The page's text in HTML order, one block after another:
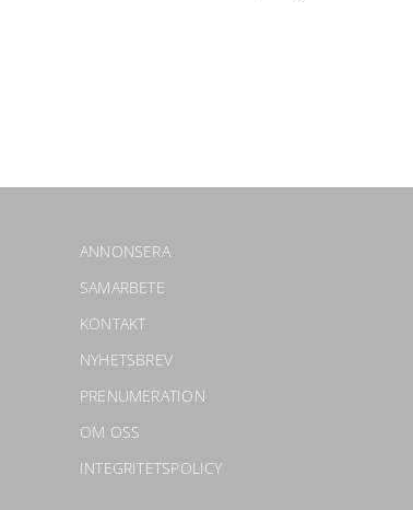
ANNONSERA
SAMARBETE
KONTAKT
NYHETSBREV
PRENUMERATION
OM OSS
INTEGRITETSPOLICY